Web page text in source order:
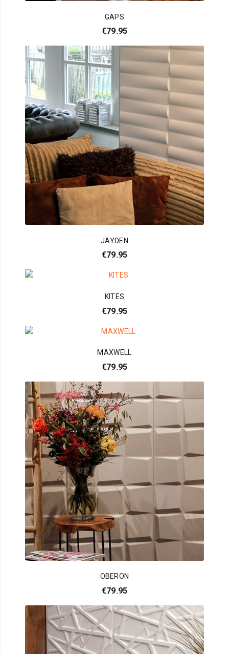
GAPS
€79.95
JAYDEN
€79.95
KITES
€79.95
MAXWELL
€79.95
OBERON
€79.95